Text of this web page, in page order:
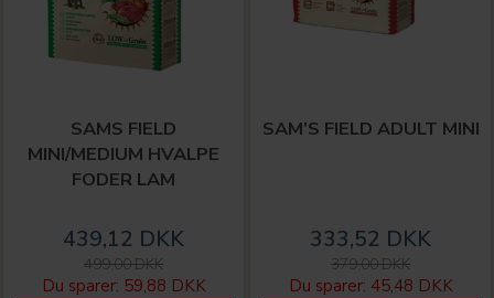
SAMS FIELD
MINI/MEDIUM HVALPE
FODER LAM
439,12 DKK
499,00 DKK
Du sparer: 59,88 DKK
SAM’S FIELD ADULT MINI
333,52 DKK
379,00 DKK
Du sparer: 45,48 DKK